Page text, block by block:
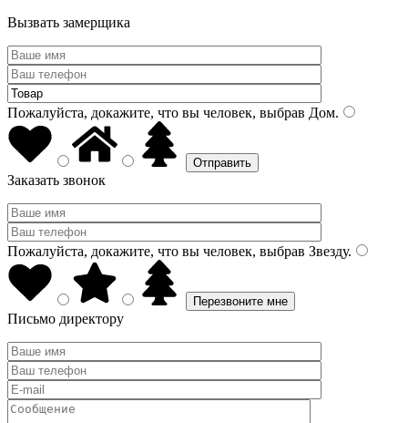
Вызвать замерщика
Пожалуйста, докажите, что вы человек, выбрав Дом.
Заказать звонок
Пожалуйста, докажите, что вы человек, выбрав Звезду.
Письмо директору